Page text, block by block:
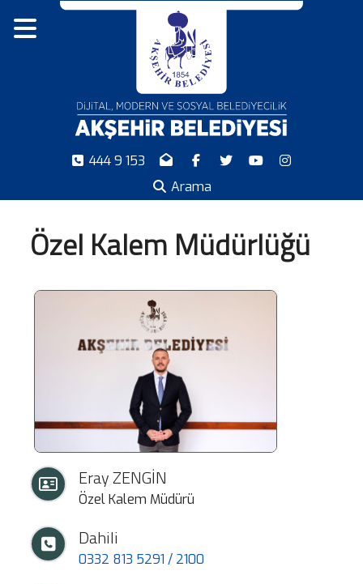
444 9 153
Arama
Özel Kalem Müdürlüğü
Eray ZENGİN
Özel Kalem Müdürü
Dahili
0332 813 5291 / 2100